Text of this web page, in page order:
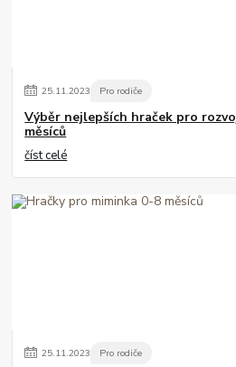
25.11.2023 Pro rodiče
Výběr nejlepších hraček pro
měsíců
číst celé
25.11.2023 Pro rodiče